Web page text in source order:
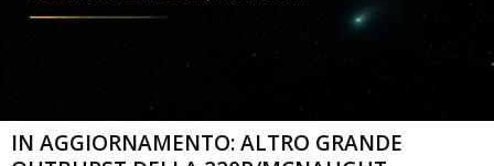
IN AGGIORNAMENTO: ALTRO GRANDE